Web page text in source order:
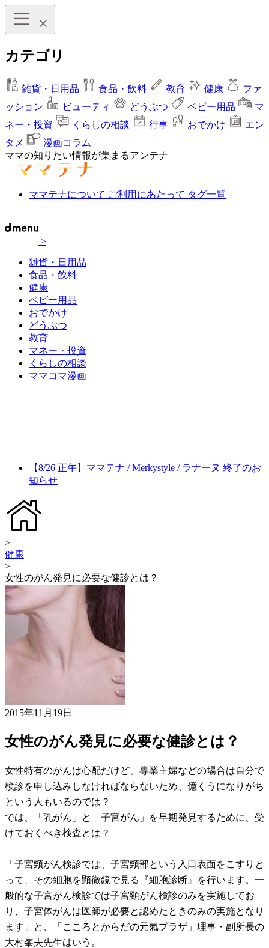
カテゴリ
雑貨・日用品 食品・飲料 教育 健康
ファ
ッション
ビューティ どうぶつ ベビー用品
マ
ネー・投資
くらしの相談 行事 おでかけ
エン
タメ
漫画コラム
ママの知りたい情報が集まるアンテナ
ママテナについて ご利用にあたって タグ一覧
>
雑貨・日用品
食品・飲料
健康
ベビー用品
おでかけ
どうぶつ
教育
マネー・投資
くらしの相談
ママコマ漫画
【8/26 正午】ママテナ / Merkystyle / ラナーヌ 終了のお
知らせ
>
健康
>
女性のがん発見に必要な健診とは？
2015年11月19日
女性のがん発見に必要な健診とは？
女性特有のがんは心配だけど、専業主婦などの場合は自分で
検診を申し込みしなければならないため、億くうになりがち
という人もいるのでは？
では、「乳がん」と「子宮がん」を早期発見するために、受
けておくべき検査とは？
「子宮頸がん検診では、子宮頸部という入口表面をこすりと
って、その細胞を顕微鏡で見る『細胞診断』を行います。一
般的な子宮がん検診では子宮頸がん検診のみを実施してお
り、子宮体がんは医師が必要と認めたときのみの実施となり
ます」と、「こころとからだの元氣プラザ」理事・副所長の
大村峯夫先生はいう。